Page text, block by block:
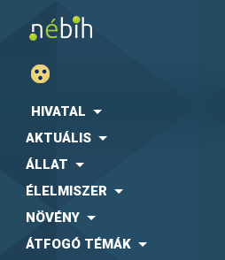
HIVATAL
AKTUÁLIS
ÁLLAT
ÉLELMISZER
NÖVÉNY
ÁTFOGÓ TÉMÁK